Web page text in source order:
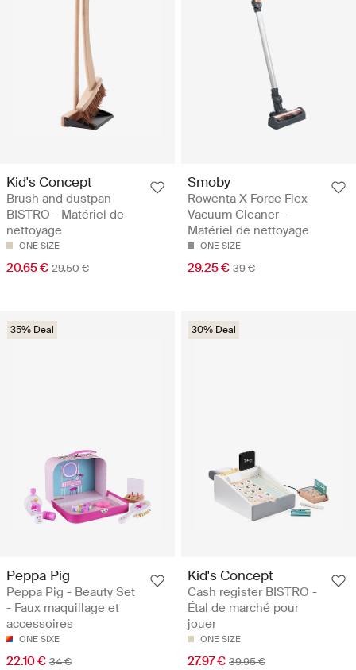
Kid's Concept
Brush and dustpan
BISTRO - Matériel de
nettoyage
ONE SIZE
20.65 € 29.50 €
Smoby
Rowenta X Force Flex
Vacuum Cleaner -
Matériel de nettoyage
ONE SIZE
29.25 € 39 €
35% Deal
Peppa Pig
Peppa Pig - Beauty Set
- Faux maquillage et
accessoires
ONE SIXE
22.10 € 34 €
30% Deal
Kid's Concept
Cash register BISTRO -
Étal de marché pour
jouer
ONE SIZE
27.97 € 39.95 €